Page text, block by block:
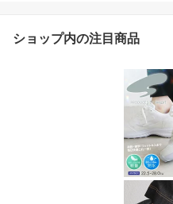
ショップ内の注目商品